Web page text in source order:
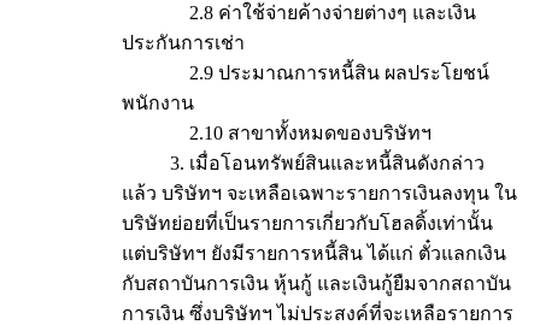
2.8 ค่าใช้จ่ายค้างจ่ายต่างๆ และเงิน
ประกันการเช่า
2.9 ประมาณการหนี้สิน ผลประโยชน์
พนักงาน
2.10 สาขาทั้งหมดของบริษัทฯ
3. เมื่อโอนทรัพย์สินและหนี้สินดังกล่าว
แล้ว บริษัทฯ จะเหลือเฉพาะรายการเงินลงทุน ใน
บริษัทย่อยที่เป็นรายการเกี่ยวกับโฮลดิ้งเท่านั้น
แต่บริษัทฯ ยังมีรายการหนี้สิน ได้แก่ ตั๋วแลกเงิน
กับสถาบันการเงิน หุ้นกู้ และเงินกู้ยืมจากสถาบัน
การเงิน ซึ่งบริษัทฯ ไม่ประสงค์ที่จะเหลือรายการ